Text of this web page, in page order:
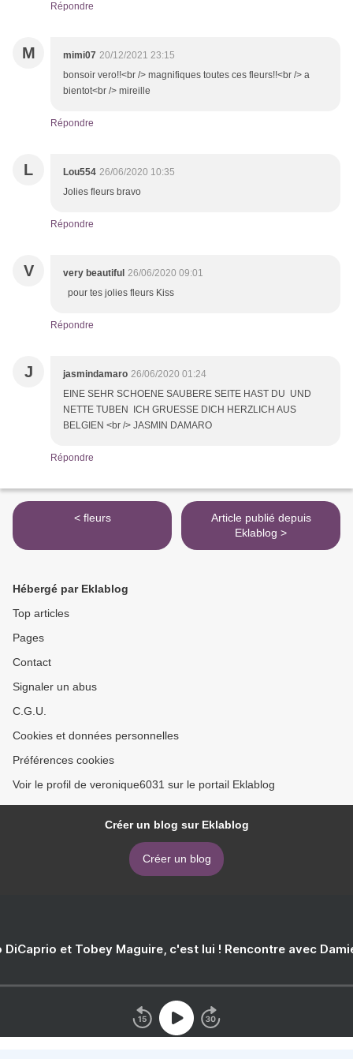
Répondre
M mimi07 20/12/2021 23:15
bonsoir vero!!<br /> magnifiques toutes ces fleurs!!<br /> a
bientot<br /> mireille
Répondre
L Lou554 26/06/2020 10:35
Jolies fleurs bravo
Répondre
V very beautiful 26/06/2020 09:01
pour tes jolies fleurs Kiss
Répondre
J jasmindamaro 26/06/2020 01:24
EINE SEHR SCHOENE SAUBERE SEITE HAST DU UND
NETTE TUBEN ICH GRUESSE DICH HERZLICH AUS
BELGIEN <br /> JASMIN DAMARO
Répondre
< fleurs
Article publié depuis
Eklablog >
Hébergé par Eklablog
Top articles
Pages
Contact
Signaler un abus
C.G.U.
Cookies et données personnelles
Préférences cookies
Voir le profil de veronique6031 sur le portail Eklablog
Créer un blog sur Eklablog
Créer un blog
DiCaprio et Tobey Maguire, c'est lui ! Rencontre avec